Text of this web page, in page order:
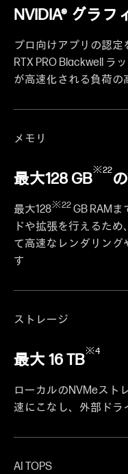
NVIDIA® グラフ
プロ向けアプリの認定
RTX PRO Blackwell ラ
が高速化される負荷の
メモリ
最大128 GB※22
最大128※22GB RAM
ドや拡張を行えるた
て高速なレンダリング
す
ストレージ
最大 16 TB※4
ローカルのNVMeスト
速にこなし、外部ドラ
AI TOPS